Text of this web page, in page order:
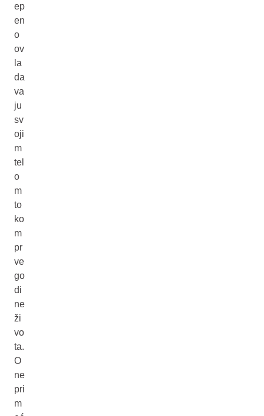
ep
en
o
ov
la
da
va
ju
sv
oji
m
tel
o
m
to
ko
m
pr
ve
go
di
ne
ži
vo
ta.
O
ne
pri
m